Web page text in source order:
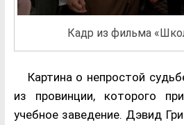
Кадр из фильма
Картина о непростой
из провинции, которого
учебное заведение. Дэвид